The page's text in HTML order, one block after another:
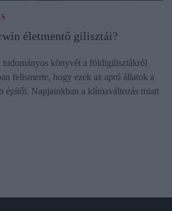
életmentő gilisztái?
könyvét a földigilisztákról
felismerte, hogy ezek az apró állatok a
építői. Napjainkban a klímaváltozás miatt